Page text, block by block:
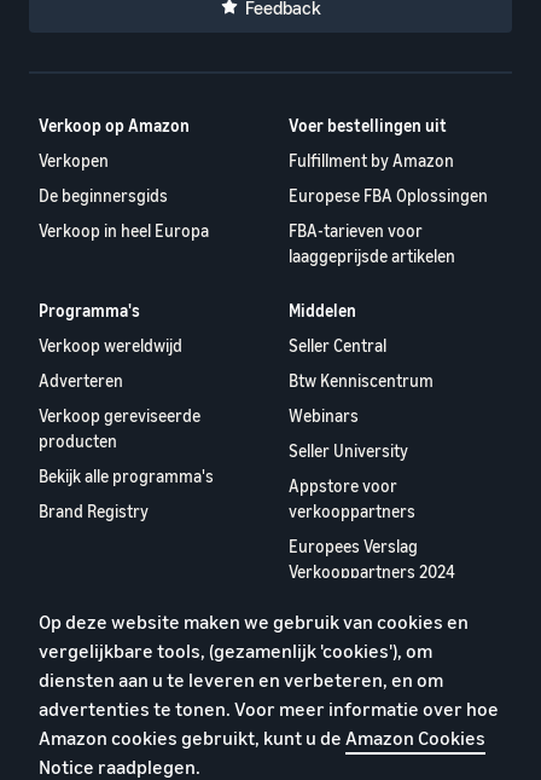
Feedback
Verkoop op Amazon
Verkopen
De beginnersgids
Verkoop in heel Europa
Voer bestellingen uit
Fulfillment by Amazon
Europese FBA Oplossingen
FBA-tarieven voor
laaggeprijsde artikelen
Programma's
Verkoop wereldwijd
Adverteren
Verkoop gereviseerde
producten
Bekijk alle programma's
Brand Registry
Middelen
Seller Central
Btw Kenniscentrum
Webinars
Seller University
Appstore voor
verkooppartners
Europees Verslag
Verkooppartners 2024
Over ons
Carrières
Blog
Op deze website maken we gebruik van cookies en
vergelijkbare tools, (gezamenlijk 'cookies'), om
diensten aan u te leveren en verbeteren, en om
advertenties te tonen. Voor meer informatie over hoe
Amazon cookies gebruikt, kunt u de Amazon Cookies
Notice raadplegen.